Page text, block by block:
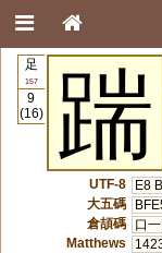
足
157
9
(16)
踹
UTF-8
E8
大五碼
倉頡碼
口
Matthews